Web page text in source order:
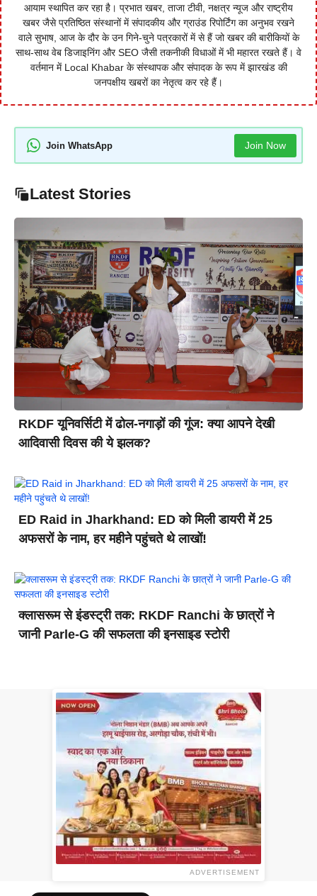
आयाम स्थापित कर रहा है। प्रभात खबर, ताजा टीवी, नक्षत्र न्यूज और राष्ट्रीय
खबर जैसे प्रतिष्ठित संस्थानों में संपादकीय और ग्राउंड रिपोर्टिंग का अनुभव रखने
वाले सुभाष, आज के दौर के उन गिने-चुने पत्रकारों में से हैं जो खबर की बारीकियों के
साथ-साथ वेब डिजाइनिंग और SEO जैसी तकनीकी विधाओं में भी महारत रखते हैं। वे
वर्तमान में Local Khabar के संस्थापक और संपादक के रूप में झारखंड की
जनपक्षीय खबरों का नेतृत्व कर रहे हैं।
Join WhatsApp Join Now
Latest Stories
RKDF यूनिवर्सिटी में ढोल-नगाड़ों की गूंज: क्या आपने देखी
आदिवासी दिवस की ये झलक?
ED Raid in Jharkhand: ED को मिली डायरी में 25
अफसरों के नाम, हर महीने पहुंचते थे लाखों!
क्लासरूम से इंडस्ट्री तक: RKDF Ranchi के छात्रों ने
जानी Parle-G की सफलता की इनसाइड स्टोरी
ADVERTISEMENT